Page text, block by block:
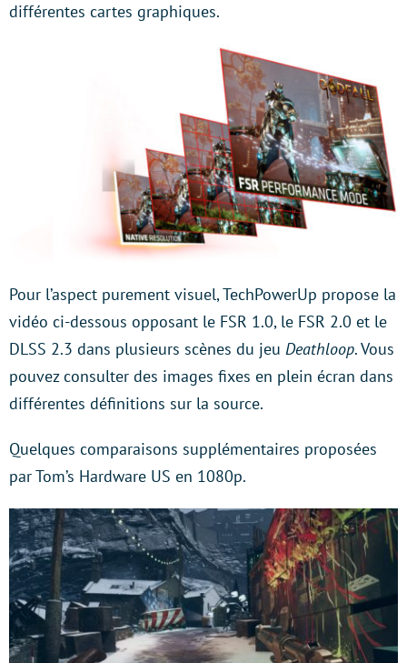
différentes cartes graphiques.
Pour l’aspect purement visuel, TechPowerUp propose la
vidéo ci-dessous opposant le FSR 1.0, le FSR 2.0 et le
DLSS 2.3 dans plusieurs scènes du jeu Deathloop. Vous
pouvez consulter des images fixes en plein écran dans
différentes définitions sur la source.
Quelques comparaisons supplémentaires proposées
par Tom’s Hardware US en 1080p.